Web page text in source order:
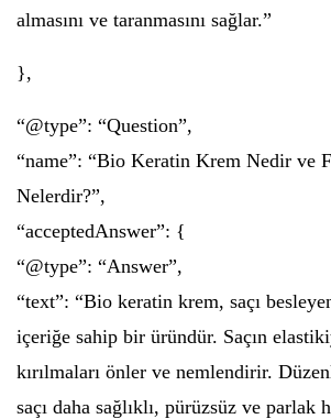
almasını ve taranmasını sağlar.”
},
“@type”: “Question”,
“name”: “Bio Keratin Krem Nedir ve
Nelerdir?”,
“acceptedAnswer”: {
“@type”: “Answer”,
“text”: “Bio keratin krem, saçı
içeriğe sahip bir üründür. Saçın
kırılmaları önler ve nemlendirir.
saçı daha sağlıklı, pürüzsüz ve parlak